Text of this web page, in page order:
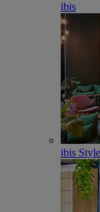
ibis
ibis